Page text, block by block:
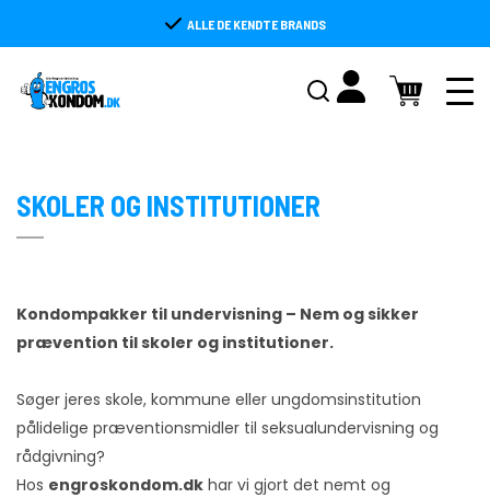
ALLE DE KENDTE BRANDS
Durex
London
LoveX
LifeStyle
My Size
Øvrige
Slikkelapper
Indretning + Møbler/maskiner
Mærker
Tilbud
SKOLER OG INSTITUTIONER
Kondompakker til undervisning – Nem og sikker
prævention til skoler og institutioner.
Søger jeres skole, kommune eller ungdomsinstitution
pålidelige præventionsmidler til seksualundervisning og
rådgivning?
Hos engroskondom.dk har vi gjort det nemt og